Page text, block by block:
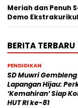
Meriah dan Penuh
Demo
BERITA TERBARU
PENDIDIKAN
SD Muwri
Lapangan Hijau:
‘Kemahiran’ Siap
HUT RI ke-81